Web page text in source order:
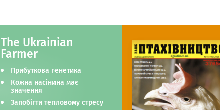
The Ukrainian
Farmer
Прибуткова генетика
Кожна насінина має
значення
Запобігти тепловому стресу